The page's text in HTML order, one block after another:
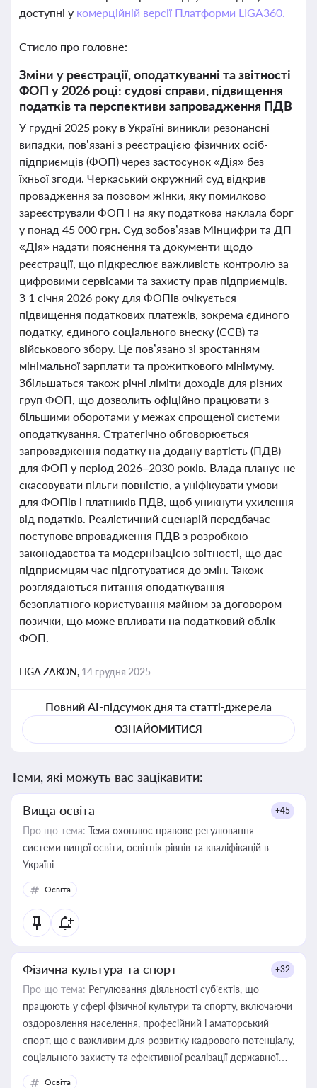
доступні у комерційній версії Платформи LIGA360.
Стисло про головне:
Зміни у реєстрації, оподаткуванні та звітності
ФОП у 2026 році: судові справи, підвищення
податків та перспективи запровадження ПДВ
У грудні 2025 року в Україні виникли резонансні
випадки, пов’язані з реєстрацією фізичних осіб-
підприємців (ФОП) через застосунок «Дія» без
їхньої згоди. Черкаський окружний суд відкрив
провадження за позовом жінки, яку помилково
зареєстрували ФОП і на яку податкова наклала борг
у понад 45 000 грн. Суд зобов’язав Мінцифри та ДП
«Дія» надати пояснення та документи щодо
реєстрації, що підкреслює важливість контролю за
цифровими сервісами та захисту прав підприємців.
З 1 січня 2026 року для ФОПів очікується
підвищення податкових платежів, зокрема єдиного
податку, єдиного соціального внеску (ЄСВ) та
військового збору. Це пов’язано зі зростанням
мінімальної зарплати та прожиткового мінімуму.
Збільшаться також річні ліміти доходів для різних
груп ФОП, що дозволить офіційно працювати з
більшими оборотами у межах спрощеної системи
оподаткування. Стратегічно обговорюється
запровадження податку на додану вартість (ПДВ)
для ФОП у період 2026–2030 років. Влада планує не
скасовувати пільги повністю, а уніфікувати умови
для ФОПів і платників ПДВ, щоб уникнути ухилення
від податків. Реалістичний сценарій передбачає
поступове впровадження ПДВ з розробкою
законодавства та модернізацією звітності, що дає
підприємцям час підготуватися до змін. Також
розглядаються питання оподаткування
безоплатного користування майном за договором
позички, що може впливати на податковий облік
ФОП.
LIGA ZAKON, 14 грудня 2025
Повний AI-підсумок дня та статті-джерела
ОЗНАЙОМИТИСЯ
Теми, які можуть вас зацікавити:
Вища освіта +45
Про що тема: Тема охоплює правове регулювання
системи вищої освіти, освітніх рівнів та кваліфікацій в
Україні
Освіта
Фізична культура та спорт +32
Про що тема: Регулювання діяльності суб’єктів, що
працюють у сфері фізичної культури та спорту, включаючи
оздоровлення населення, професійний і аматорський
спорт, що є важливим для розвитку кадрового потенціалу,
соціального захисту та ефективної реалізації державної
політики у цій галузі
Освіта